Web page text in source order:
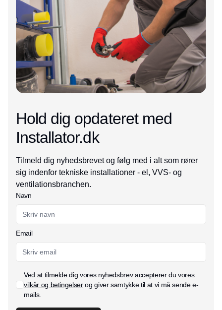
Hold dig opdateret med
Installator.dk
Tilmeld dig nyhedsbrevet og følg med i alt som rører
sig indenfor tekniske installationer - el, VVS- og
ventilationsbranchen.
Navn
Email
Ved at tilmelde dig vores nyhedsbrev accepterer du vores
vilkår og betingelserog giver samtykke til at vi må sende e-
mails.